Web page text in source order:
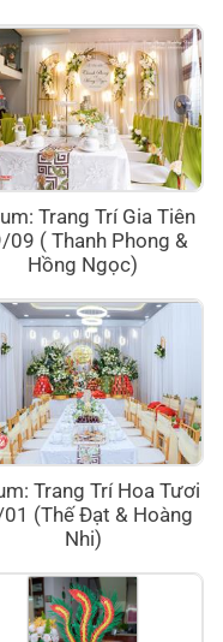
Trang Trí Gia Tiên
09 ( Thanh Phong &
Hồng Ngọc)
Trang Trí Hoa Tươi
(Thế Đạt & Hoàng
Nhi)